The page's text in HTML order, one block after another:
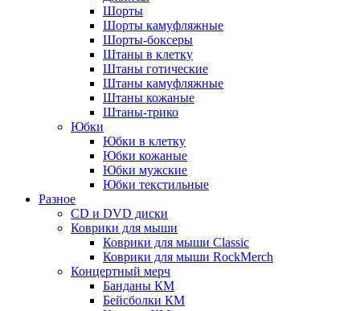
Шорты
Шорты камуфляжные
Шорты-боксеры
Штаны в клетку
Штаны готические
Штаны камуфляжные
Штаны кожаные
Штаны-трико
Юбки
Юбки в клетку
Юбки кожаные
Юбки мужские
Юбки текстильные
Разное
CD и DVD диски
Коврики для мыши
Коврики для мыши Classic
Коврики для мыши RockMerch
Концертный мерч
Банданы КМ
Бейсболки КМ